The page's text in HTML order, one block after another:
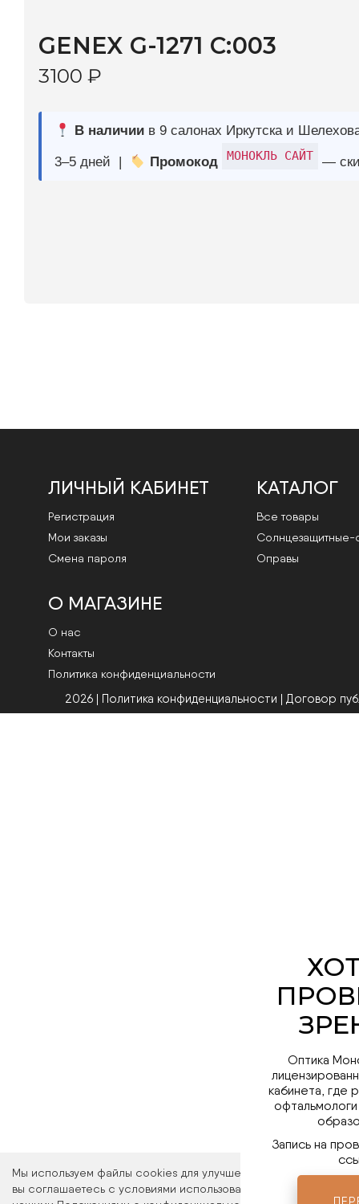
Мы используем файлы cookies для улучшения работы сайта.
вы соглашаетесь с условиями использования файлов cookies.
3–5 дней | Промокод — скидка 10%
ЛИЧНЫЙ КАБИНЕТ
Регистрация
Мои заказы
Смена пароля
КАТАЛОГ
Все товары
Cолнцезащитные-
Оправы
О МАГАЗИНЕ
О нас
Контакты
Политика конфиденциальности
2026 | Политика конфиденциальности | Договор
Оптика
кабинета, где
Запись на